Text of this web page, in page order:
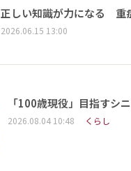
正しい知識が力になる 重
2026.06.15 13:00
「100歳現役」目指す
2026.08.04 10:48 くらし